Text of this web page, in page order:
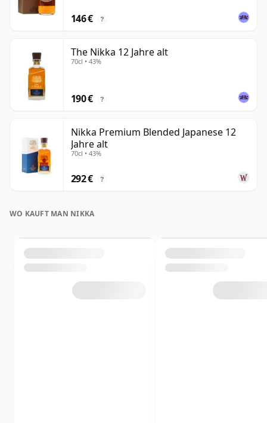
146 € ?
The Nikka 12 Jahre alt
70cl • 43%
190 € ?
Nikka Premium Blended Japanese 12
Jahre alt
70cl • 43%
292 € ?
WO KAUFT MAN NIKKA